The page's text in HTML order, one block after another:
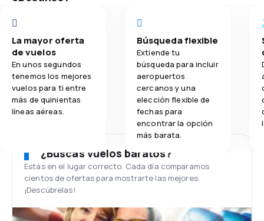
La mayor oferta
de vuelos
En unos segundos
tenemos los mejores
vuelos para ti entre
más de quinientas
líneas aéreas.
Búsqueda flexible
Extiende tu
búsqueda para incluir
aeropuertos
cercanos y una
elección flexible de
fechas para
encontrar la opción
más barata.
¿Buscas vuelos baratos?
Estás en el lugar correcto. Cada día comparamos
cientos de ofertas para mostrarte las mejores.
¡Descúbrelas!